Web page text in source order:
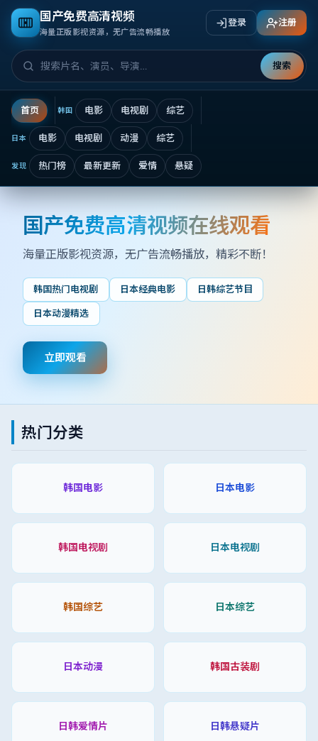
国产免费高清视频
海量正版影视资源，无广告流畅播放
搜索
登录 注册
首页 韩国 电影 电视剧 综艺
日本 电影 电视剧 动漫 综艺
发现 热门榜 最新更新 爱情 悬疑
国产免费高清视频在线观看
国产免费高清视频在线观看
海量正版影视资源，无广告流畅播放，精彩不断！
韩国热门电视剧 日本经典电影 日韩综艺节目
日本动漫精选
立即观看
热门分类
韩国电影 日本电影
韩国电视剧 日本电视剧
韩国综艺 日本综艺
日本动漫 韩国古装剧
日韩爱情片 日韩悬疑片